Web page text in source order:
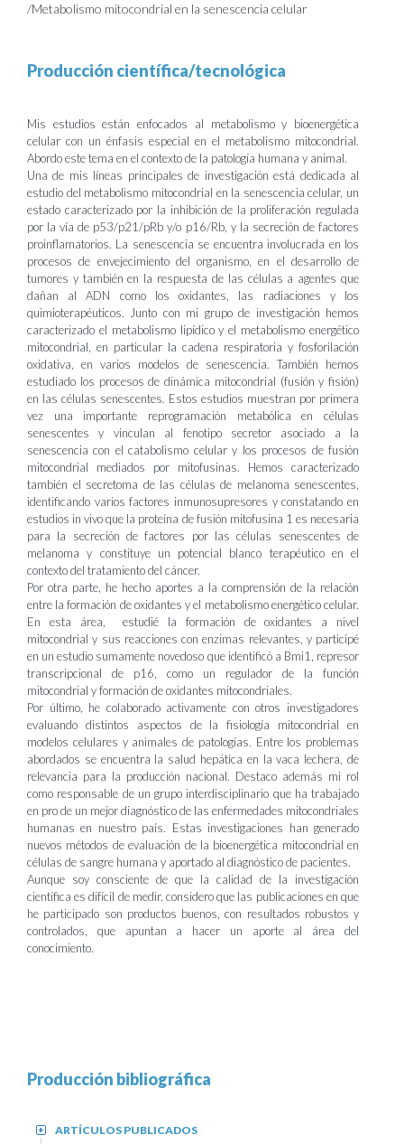
/Metabolismo mitocondrial en la senescencia celular
Producción científica/tecnológica
Mis estudios están enfocados al metabolismo y bioenergética
celular con un énfasis especial en el metabolismo mitocondrial.
Abordo este tema en el contexto de la patología humana y animal.
Una de mis líneas principales de investigación está dedicada al
estudio del metabolismo mitocondrial en la senescencia celular, un
estado caracterizado por la inhibición de la proliferación regulada
por la vía de p53/p21/pRb y/o p16/Rb, y la secreción de factores
proinflamatorios. La senescencia se encuentra involucrada en los
procesos de envejecimiento del organismo, en el desarrollo de
tumores y también en la respuesta de las células a agentes que
dañan al ADN como los oxidantes, las radiaciones y los
quimioterapéuticos. Junto con mi grupo de investigación hemos
caracterizado el metabolismo lipídico y el metabolismo energético
mitocondrial, en particular la cadena respiratoria y fosforilación
oxidativa, en varios modelos de senescencia. También hemos
estudiado los procesos de dinámica mitocondrial (fusión y fisión)
en las células senescentes. Estos estudios muestran por primera
vez una importante reprogramación metabólica en células
senescentes y vinculan al fenotipo secretor asociado a la
senescencia con el catabolismo celular y los procesos de fusión
mitocondrial mediados por mitofusinas. Hemos caracterizado
también el secretoma de las células de melanoma senescentes,
identificando varios factores inmunosupresores y constatando en
estudios in vivo que la proteína de fusión mitofusina 1 es necesaria
para la secreción de factores por las células senescentes de
melanoma y constituye un potencial blanco terapéutico en el
contexto del tratamiento del cáncer.
Por otra parte, he hecho aportes a la comprensión de la relación
entre la formación de oxidantes y el metabolismo energético celular.
En esta área, estudié la formación de oxidantes a nivel
mitocondrial y sus reacciones con enzimas relevantes, y participé
en un estudio sumamente novedoso que identificó a Bmi1, represor
transcripcional de p16, como un regulador de la función
mitocondrial y formación de oxidantes mitocondriales.
Por último, he colaborado activamente con otros investigadores
evaluando distintos aspectos de la fisiología mitocondrial en
modelos celulares y animales de patologías. Entre los problemas
abordados se encuentra la salud hepática en la vaca lechera, de
relevancia para la producción nacional. Destaco además mi rol
como responsable de un grupo interdisciplinario que ha trabajado
en pro de un mejor diagnóstico de las enfermedades mitocondriales
humanas en nuestro país. Estas investigaciones han generado
nuevos métodos de evaluación de la bioenergética mitocondrial en
células de sangre humana y aportado al diagnóstico de pacientes.
Aunque soy consciente de que la calidad de la investigación
científica es difícil de medir, considero que las publicaciones en que
he participado son productos buenos, con resultados robustos y
controlados, que apuntan a hacer un aporte al área del
conocimiento.
Producción bibliográfica
ARTÍCULOS PUBLICADOS
+